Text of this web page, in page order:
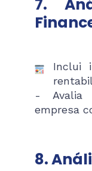
7.
Inclui
- Avalia
empresa
8.